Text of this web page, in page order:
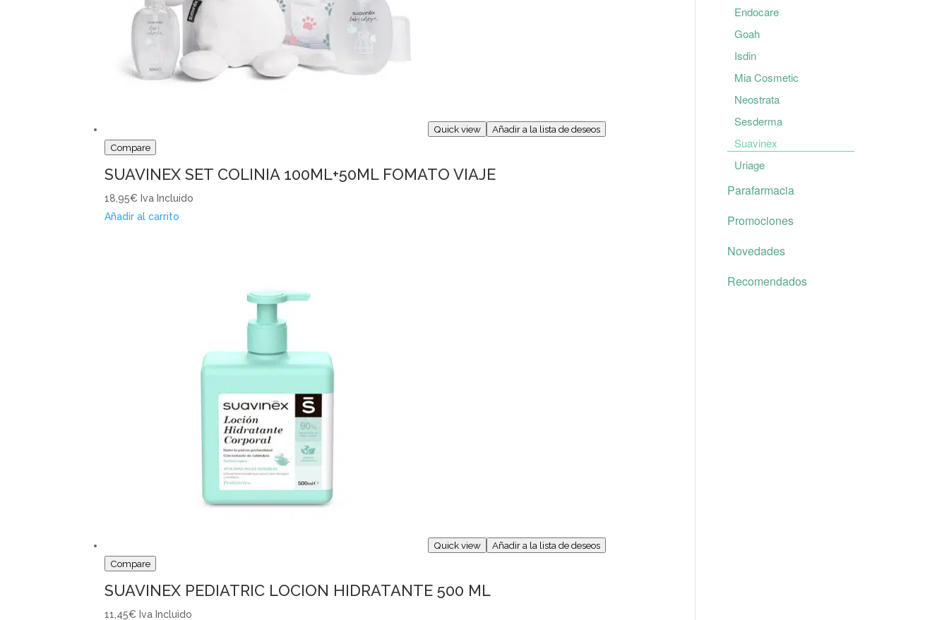
Quick view
Añadir a la lista de deseos
Compare
SUAVINEX SET COLINIA 100ML+50ML FOMATO VIAJE
18,95€ Iva Incluido
Añadir al carrito
Quick view
Añadir a la lista de deseos
Compare
SUAVINEX PEDIATRIC LOCION HIDRATANTE 500 ML
11,45€ Iva Incluido
Endocare
Goah
Isdin
Mia Cosmetic
Neostrata
Sesderma
Suavinex
Uriage
Parafarmacia
Promociones
Novedades
Recomendados